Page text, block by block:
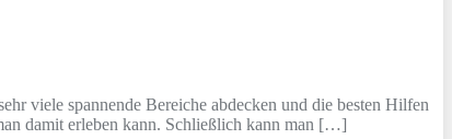
viele spannende Bereiche abdecken und die besten Hilfen
damit erleben kann. Schließlich kann man […]